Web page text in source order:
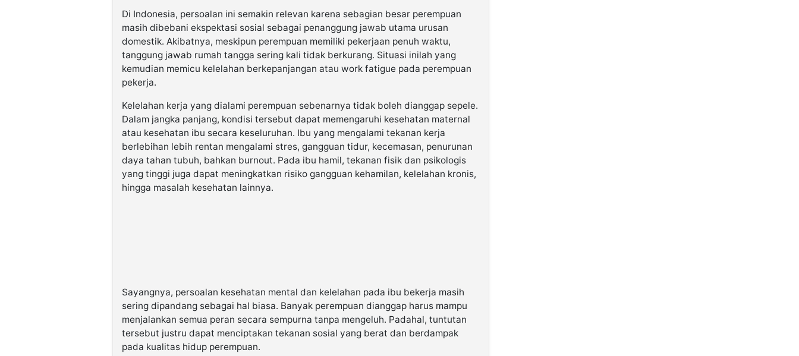
Di Indonesia, persoalan ini semakin relevan karena sebagian besar perempuan
masih dibebani ekspektasi sosial sebagai penanggung jawab utama urusan
domestik. Akibatnya, meskipun perempuan memiliki pekerjaan penuh waktu,
tanggung jawab rumah tangga sering kali tidak berkurang. Situasi inilah yang
kemudian memicu kelelahan berkepanjangan atau work fatigue pada perempuan
pekerja.
Kelelahan kerja yang dialami perempuan sebenarnya tidak boleh dianggap sepele.
Dalam jangka panjang, kondisi tersebut dapat memengaruhi kesehatan maternal
atau kesehatan ibu secara keseluruhan. Ibu yang mengalami tekanan kerja
berlebihan lebih rentan mengalami stres, gangguan tidur, kecemasan, penurunan
daya tahan tubuh, bahkan burnout. Pada ibu hamil, tekanan fisik dan psikologis
yang tinggi juga dapat meningkatkan risiko gangguan kehamilan, kelelahan kronis,
hingga masalah kesehatan lainnya.
Sayangnya, persoalan kesehatan mental dan kelelahan pada ibu bekerja masih
sering dipandang sebagai hal biasa. Banyak perempuan dianggap harus mampu
menjalankan semua peran secara sempurna tanpa mengeluh. Padahal, tuntutan
tersebut justru dapat menciptakan tekanan sosial yang berat dan berdampak
pada kualitas hidup perempuan.